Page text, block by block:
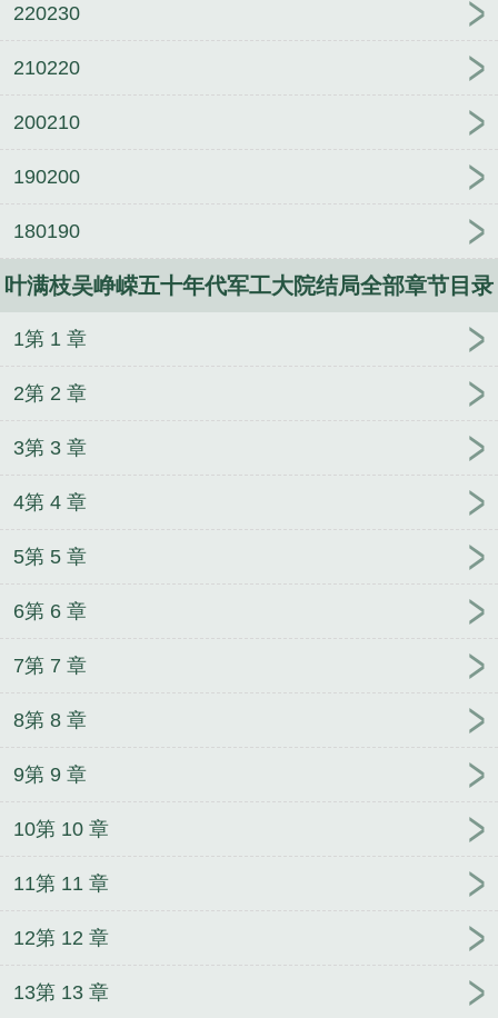
220230
210220
200210
190200
180190
叶满枝吴峥嵘五十年代军工大院结局全部章节目录
1第 1 章
2第 2 章
3第 3 章
4第 4 章
5第 5 章
6第 6 章
7第 7 章
8第 8 章
9第 9 章
10第 10 章
11第 11 章
12第 12 章
13第 13 章